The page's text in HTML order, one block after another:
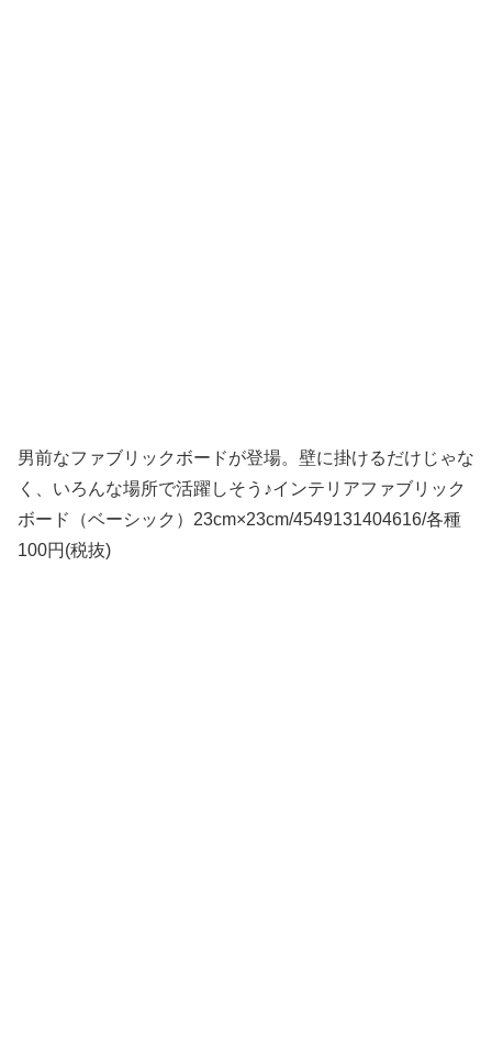
男前なファブリックボードが登場。壁に掛けるだけじゃな
く、いろんな場所で活躍しそう♪インテリアファブリック
ボード（ベーシック）23cm×23cm/4549131404616/各種
100円(税抜)